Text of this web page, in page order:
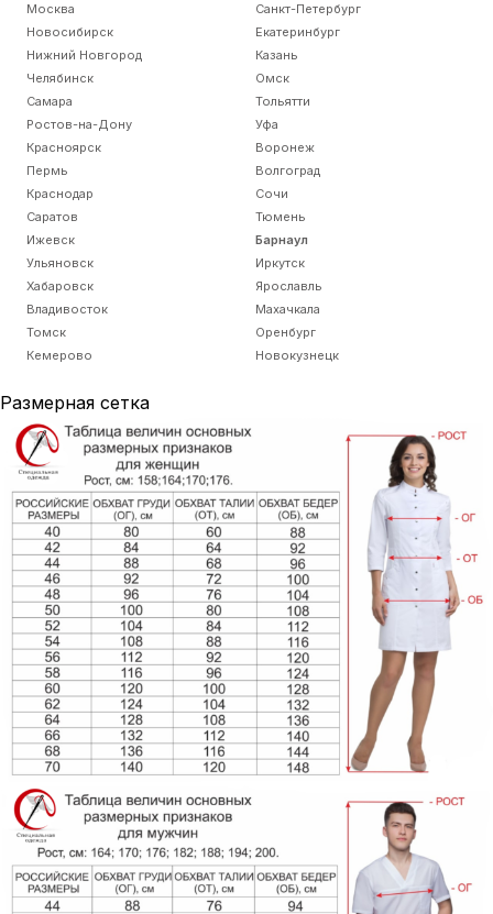
Москва
Санкт-Петербург
Новосибирск
Екатеринбург
Нижний Новгород
Казань
Челябинск
Омск
Самара
Тольятти
Ростов-на-Дону
Уфа
Красноярск
Воронеж
Пермь
Волгоград
Краснодар
Сочи
Саратов
Тюмень
Ижевск
Барнаул
Ульяновск
Иркутск
Хабаровск
Ярославль
Владивосток
Махачкала
Томск
Оренбург
Кемерово
Новокузнецк
Размерная сетка